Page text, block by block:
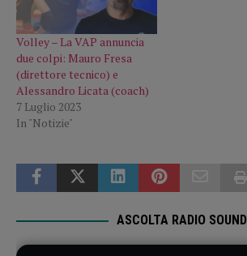
Volley – La VAP annuncia
due colpi: Mauro Fresa
(direttore tecnico) e
Alessandro Licata (coach)
7 Luglio 2023
In "Notizie"
ASCOLTA RADIO SOUND